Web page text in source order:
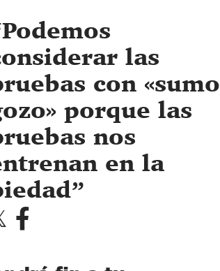
Podemos
las
con «sumo
porque las
nos
en la